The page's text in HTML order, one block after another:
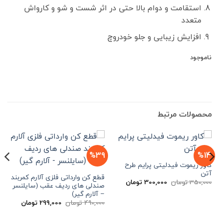
استقامت و دوام بالا حتی در اثر شست و شو و کارواش
متعدد
افزایش زیبایی و جلو خودروچ
ناموجود
محصولات مرتبط
%14
کاور ریموت فیدلیتی پرایم طرح
آتن
350,000تومان قیمت
اصلی
300,000 تومانقیمت
فعلی
300,000 تومان
%39
قطع کن وارداتی فلزی آلارم کمربند
صندلی های ردیف عقب (سایلنسر
– آلارم گیر)
490,000تومان قیمت
اصلی
299,000 تومانقیمت
فعلی